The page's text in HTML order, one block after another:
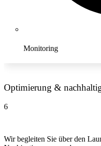
Monitoring
Optimierung &
6
Wir begleiten Sie über den